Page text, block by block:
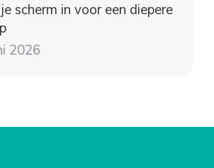
scherm in voor een diepere
2026